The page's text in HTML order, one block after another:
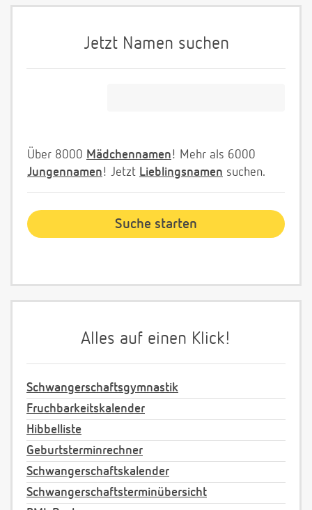
Jetzt Namen suchen
Über 8000 Mädchennamen! Mehr als 6000
Jungennamen! Jetzt Lieblingsnamen suchen.
Alles auf einen Klick!
Schwangerschaftsgymnastik
Fruchbarkeitskalender
Hibbelliste
Geburtsterminrechner
Schwangerschaftskalender
Schwangerschaftsterminübersicht